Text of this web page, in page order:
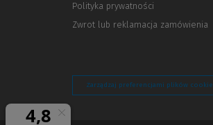
Polityka prywatności
innej
Zwrot lub reklamacja zamówienia
Zarządzaj preferencjami plików cookie